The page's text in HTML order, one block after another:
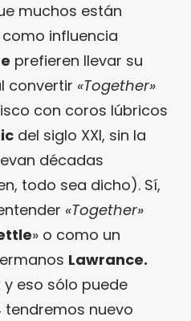
muchos están
como influencia
prefieren llevar su
convertir «Together»
con coros lúbricos
del siglo XXI, sin la
décadas
todo sea dicho). Sí,
«Together»
» o como un
Lawrance.
y eso sólo puede
tendremos nuevo